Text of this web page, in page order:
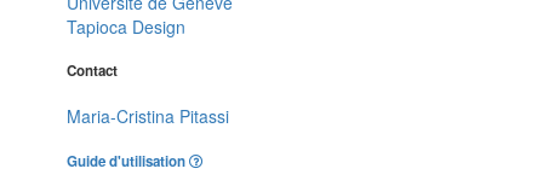
Tapioca Design
Contact
Maria-Cristina Pitassi
Guide d'utilisation